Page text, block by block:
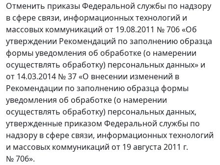
Отменить приказы Федеральной службы по надзору
в сфере связи, информационных технологий и
массовых коммуникаций от 19.08.2011 № 706 «Об
утверждении Рекомендаций по заполнению образца
формы уведомления об обработке (о намерении
осуществлять обработку) персональных данных» и
от 14.03.2014 № 37 «О внесении изменений в
Рекомендации по заполнению образца формы
уведомления об обработке (о намерении
осуществлять обработку) персональных данных,
утвержденные приказом Федеральной службы по
надзору в сфере связи, информационных технологий
и массовых коммуникаций от 19 августа 2011 г.
№ 706».